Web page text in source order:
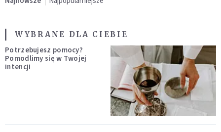
WYBRANE DLA CIEBIE
Potrzebujesz pomocy?
Pomodlimy się w Twojej
intencji